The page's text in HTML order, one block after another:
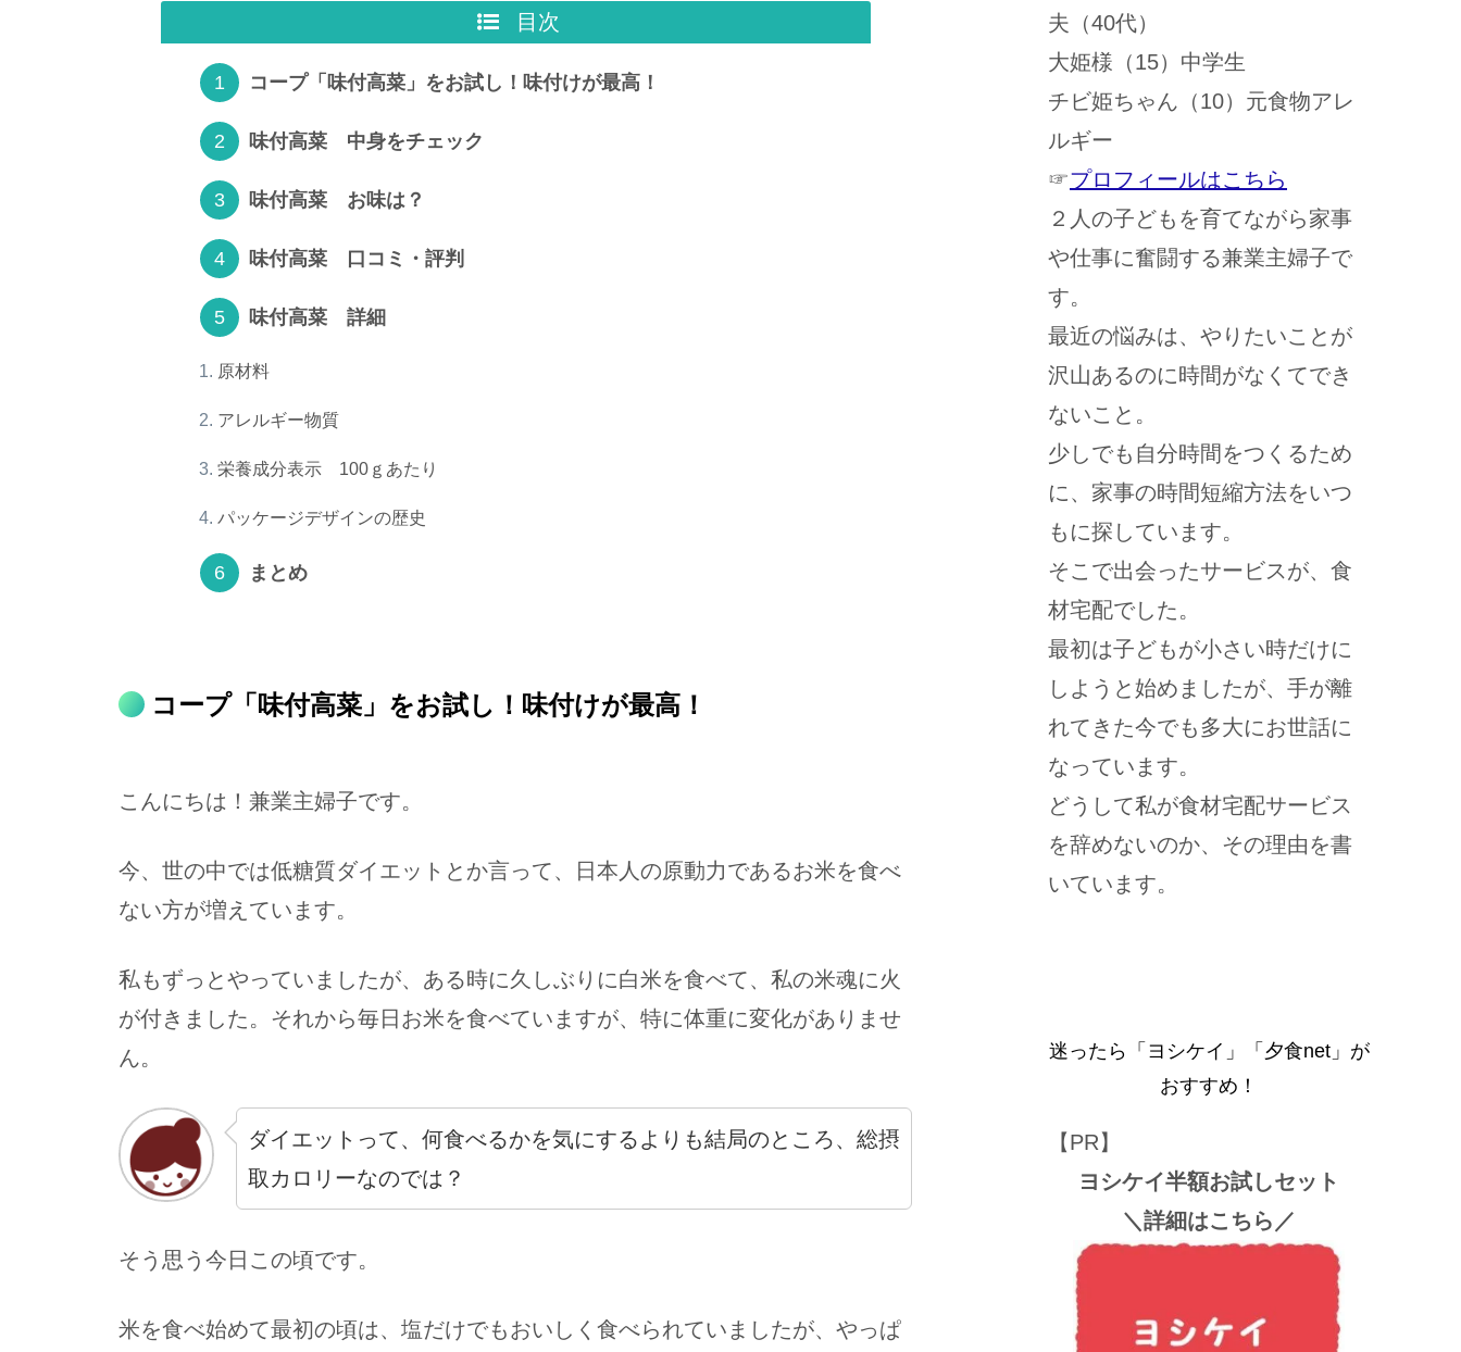
目次
コープ「味付高菜」をお試し！味付けが最高！
味付高菜 中身をチェック
味付高菜 お味は？
味付高菜 口コミ・評判
味付高菜 詳細
原材料
アレルギー物質
栄養成分表示 100ｇあたり
パッケージデザインの歴史
まとめ
コープ「味付高菜」をお試し！味付けが最高！
こんにちは！兼業主婦子です。
今、世の中では低糖質ダイエットとか言って、日本人の原動力であるお米を食べ
ない方が増えています。
私もずっとやっていましたが、ある時に久しぶりに白米を食べて、私の米魂に火
が付きました。それから毎日お米を食べていますが、特に体重に変化がありませ
ん。
ダイエットって、何食べるかを気にするよりも結局のところ、総摂
取カロリーなのでは？
そう思う今日この頃です。
米を食べ始めて最初の頃は、塩だけでもおいしく食べられていましたが、やっぱ
夫（40代）
大姫様（15）中学生
チビ姫ちゃん（10）元食物アレ
ルギー
☞プロフィールはこちら
２人の子どもを育てながら家事
や仕事に奮闘する兼業主婦子で
す。
最近の悩みは、やりたいことが
沢山あるのに時間がなくてでき
ないこと。
少しでも自分時間をつくるため
に、家事の時間短縮方法をいつ
もに探しています。
そこで出会ったサービスが、食
材宅配でした。
最初は子どもが小さい時だけに
しようと始めましたが、手が離
れてきた今でも多大にお世話に
なっています。
どうして私が食材宅配サービス
を辞めないのか、その理由を書
いています。
迷ったら「ヨシケイ」「夕食net」が
おすすめ！
【PR】
ヨシケイ半額お試しセット
＼詳細はこちら／